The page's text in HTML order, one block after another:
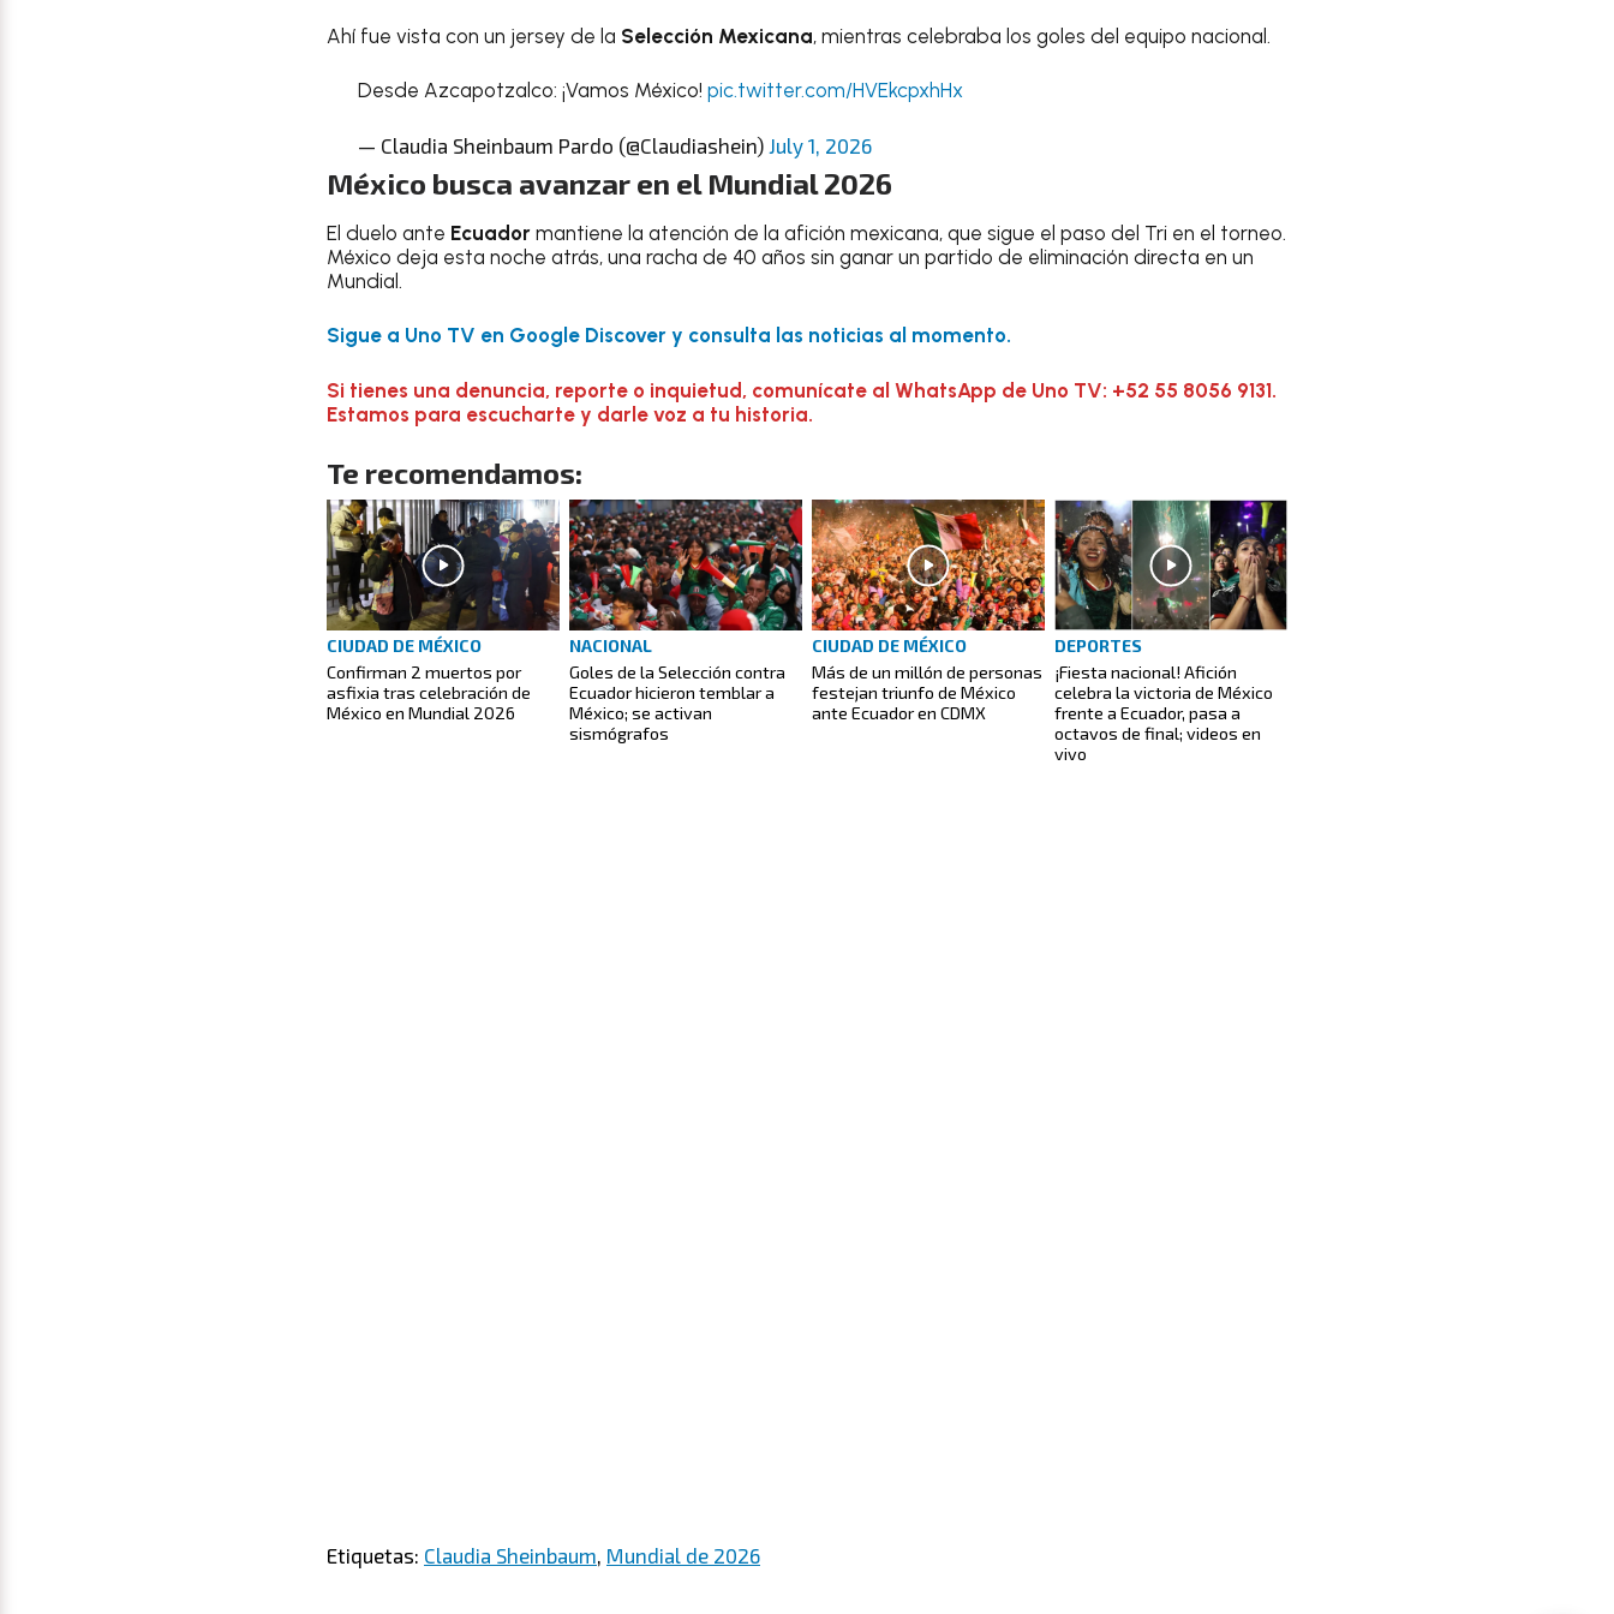
Ahí fue vista con un jersey de la Selección Mexicana, mientras celebraba los goles del equipo nacional.
Desde Azcapotzalco: ¡Vamos México! pic.twitter.com/HVEkcpxhHx
— Claudia Sheinbaum Pardo (@Claudiashein) July 1, 2026
México busca avanzar en el Mundial 2026
El duelo ante Ecuador mantiene la atención de la afición mexicana, que sigue el paso del Tri en el torneo.
México deja esta noche atrás, una racha de 40 años sin ganar un partido de eliminación directa en un
Mundial.
Sigue a Uno TV en Google Discover y consulta las noticias al momento.
Si tienes una denuncia, reporte o inquietud, comunícate al WhatsApp de Uno TV: +52 55 8056 9131.
Estamos para escucharte y darle voz a tu historia.
Te recomendamos:
CIUDAD DE MÉXICO
Confirman 2 muertos por
asfixia tras celebración de
México en Mundial 2026
NACIONAL
Goles de la Selección contra
Ecuador hicieron temblar a
México; se activan
sismógrafos
CIUDAD DE MÉXICO
Más de un millón de personas
festejan triunfo de México
ante Ecuador en CDMX
DEPORTES
¡Fiesta nacional! Afición
celebra la victoria de México
frente a Ecuador, pasa a
octavos de final; videos en
vivo
Etiquetas: Claudia Sheinbaum, Mundial de 2026